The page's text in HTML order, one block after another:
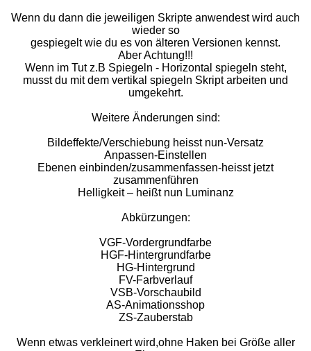
Wenn du dann die jeweiligen Skripte anwendest wird auch
wieder so
gespiegelt wie du es von älteren Versionen kennst.
Aber Achtung!!!
Wenn im Tut z.B Spiegeln - Horizontal spiegeln steht,
musst du mit dem vertikal spiegeln Skript arbeiten und
umgekehrt.
Weitere Änderungen sind:
Bildeffekte/Verschiebung heisst nun-Versatz
Anpassen-Einstellen
Ebenen einbinden/zusammenfassen-heisst jetzt
zusammenführen
Helligkeit – heißt nun Luminanz
Abkürzungen:
VGF-Vordergrundfarbe
HGF-Hintergrundfarbe
HG-Hintergrund
FV-Farbverlauf
VSB-Vorschaubild
AS-Animationsshop
ZS-Zauberstab
Wenn etwas verkleinert wird,ohne Haken bei Größe aller